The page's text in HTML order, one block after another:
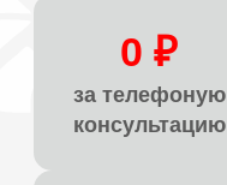
0 ₽
за телефоную
консультацию